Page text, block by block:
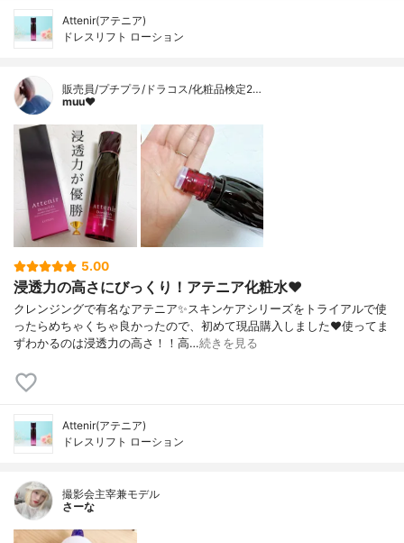
Attenir(アテニア)
ドレスリフト ローション
販売員/プチプラ/ドラコス/化粧品検定2…
muu❤︎
5.00
浸透力の高さにびっくり！アテニア化粧水❤️
クレンジングで有名なアテニア✨スキンケアシリーズをトライアルで使
ったらめちゃくちゃ良かったので、初めて現品購入しました❤️使ってま
ずわかるのは浸透力の高さ！！高…続きを見る
Attenir(アテニア)
ドレスリフト ローション
撮影会主宰兼モデル
さーな